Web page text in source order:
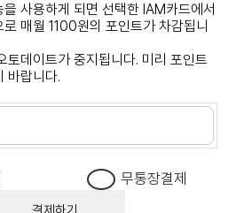
사용하게 되면 선택한 IAM카드에서
매월 1100원의 포인트가 차감됩니
토데이트가 중지됩니다. 미리 포인트
바랍니다.
무통장결제